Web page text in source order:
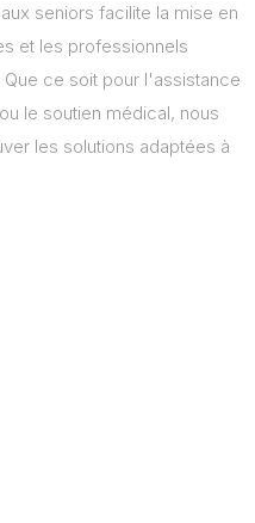
seniors facilite la mise en
et les professionnels
ce soit pour l'assistance
le soutien médical, nous
les solutions adaptées à